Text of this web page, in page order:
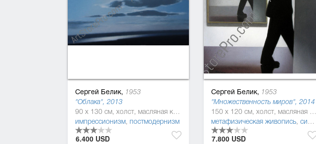
Сергей Белик, 1953
"Облака", 2013
90 x 130 см, холст, масляная краска
импрессионизм, постмодернизм
6.400 USD
Сергей Белик, 1953
"Множественность миров", 2014
150 x 120 см, холст, масляная краска
метафизическая живопись, символизм
7.800 USD